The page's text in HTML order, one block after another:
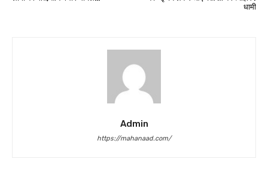
धामी
Admin
https://mahanaad.com/